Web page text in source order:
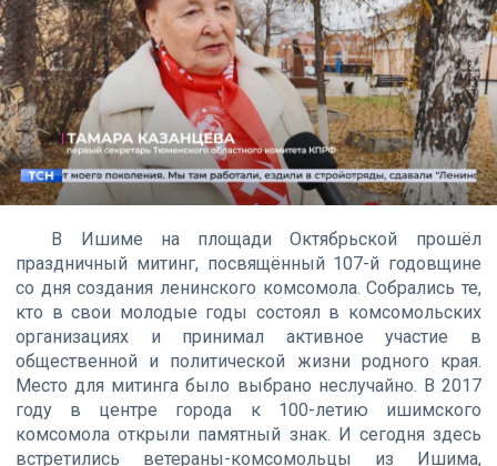
В Ишиме на площади Октябрьской прошёл
праздничный митинг, посвящённый 107-й годовщине
со дня создания ленинского комсомола. Собрались те,
кто в свои молодые годы состоял в комсомольских
организациях и принимал активное участие в
общественной и политической жизни родного края.
Место для митинга было выбрано неслучайно. В 2017
году в центре города к 100-летию ишимского
комсомола открыли памятный знак. И сегодня здесь
встретились ветераны-комсомольцы из Ишима,